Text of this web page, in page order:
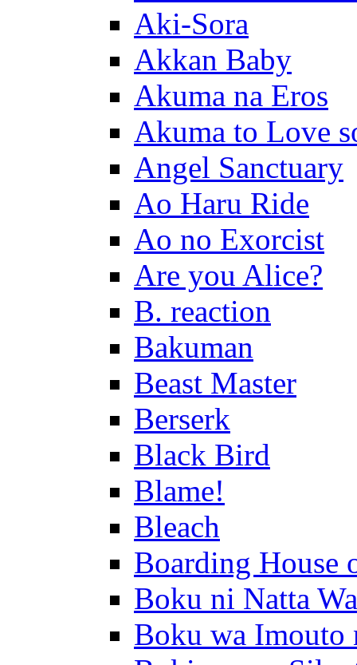
Aki-Sora
Akkan Baby
Akuma na Eros
Akuma to Love
Angel Sanctuary
Ao Haru Ride
Ao no Exorcist
Are you Alice?
B. reaction
Bakuman
Beast Master
Berserk
Black Bird
Blame!
Bleach
Boarding House
Boku ni Natta
Boku wa